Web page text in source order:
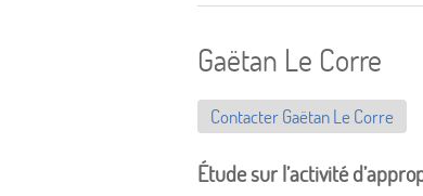
Gaëtan Le Corre
Contacter Gaëtan Le Corre
Étude sur l’activité